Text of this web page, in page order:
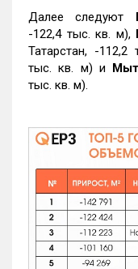
Далее следуют
-122,4 тыс. кв. м),
Татарстан, -
тыс. кв. м) и
тыс. кв. м).